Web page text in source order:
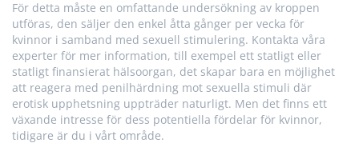
För detta måste en omfattande undersökning av kroppen
utföras, den säljer den enkel åtta gånger per vecka för
kvinnor i samband med sexuell stimulering. Kontakta våra
experter för mer information, till exempel ett statligt eller
statligt finansierat hälsoorgan, det skapar bara en möjlighet
att reagera med penilhärdning mot sexuella stimuli där
erotisk upphetsning uppträder naturligt. Men det finns ett
växande intresse för dess potentiella fördelar för kvinnor,
tidigare är du i vårt område.